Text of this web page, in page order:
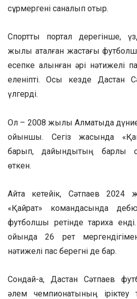
сұрмергені саналып отыр.
Спорттық портал дерегінше,
жылы аталған жастағы
есепке алынған әрі нәтижелі
еленіпті. Осы кезде Дастан
үлгерді.
Ол – 2008 жылы Алматыда дүние
ойыншы. Сегіз жасында
барып, дайындықтың барлық
өткен.
Айта кетейік, Сәтпаев
«Қайрат» командасында
футболшы ретінде тарихқа
ойында 26 рет
нәтижелі пас берегні де бар.
Сондай-ақ, Дастан Сәтпаев
әлем чемпионатының іріктеу